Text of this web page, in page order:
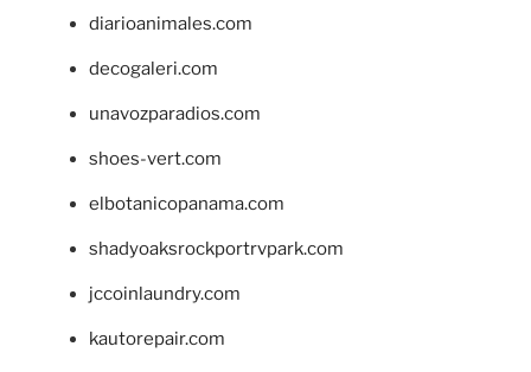
diarioanimales.com
decogaleri.com
unavozparadios.com
shoes-vert.com
elbotanicopanama.com
shadyoaksrockportrvpark.com
jccoinlaundry.com
kautorepair.com